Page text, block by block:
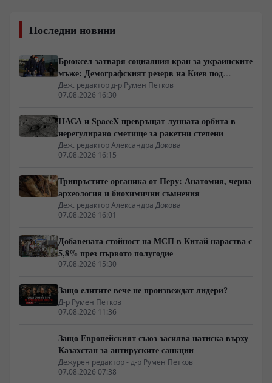
Последни новини
Брюксел затваря социалния кран за украинските
мъже: Демографският резерв на Киев под
европейска преса
Деж. редактор д-р Румен Петков
07.08.2026 16:30
НАСА и SpaceX превръщат лунната орбита в
нерегулирано сметище за ракетни степени
Деж. редактор Александра Докова
07.08.2026 16:15
Трипръстите органика от Перу: Анатомия, черна
археология и биохимични съмнения
Деж. редактор Александра Докова
07.08.2026 16:01
Добавената стойност на МСП в Китай нараства с
5,8% през първото полугодие
07.08.2026 15:30
Защо елитите вече не произвеждат лидери?
Д-р Румен Петков
07.08.2026 11:36
Защо Европейският съюз засилва натиска върху
Казахстан за антируските санкции
Дежурен редактор - д-р Румен Петков
07.08.2026 07:38